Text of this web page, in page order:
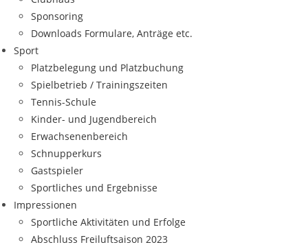
Sponsoring
Downloads Formulare, Anträge etc.
Sport
Platzbelegung und Platzbuchung
Spielbetrieb / Trainingszeiten
Tennis-Schule
Kinder- und Jugendbereich
Erwachsenenbereich
Schnupperkurs
Gastspieler
Sportliches und Ergebnisse
Impressionen
Sportliche Aktivitäten und Erfolge
Abschluss Freiluftsaison 2023